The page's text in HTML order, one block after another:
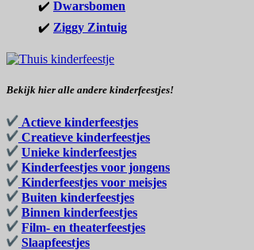
✔️ Dwarsbomen
✔️ Ziggy Zintuig
Bekijk hier alle andere kinderfeestjes!
Actieve kinderfeestjes
Creatieve kinderfeestjes
Unieke kinderfeestjes
Kinderfeestjes voor jongens
Kinderfeestjes voor meisjes
Buiten kinderfeestjes
Binnen kinderfeestjes
Film- en theaterfeestjes
Slaapfeestjes